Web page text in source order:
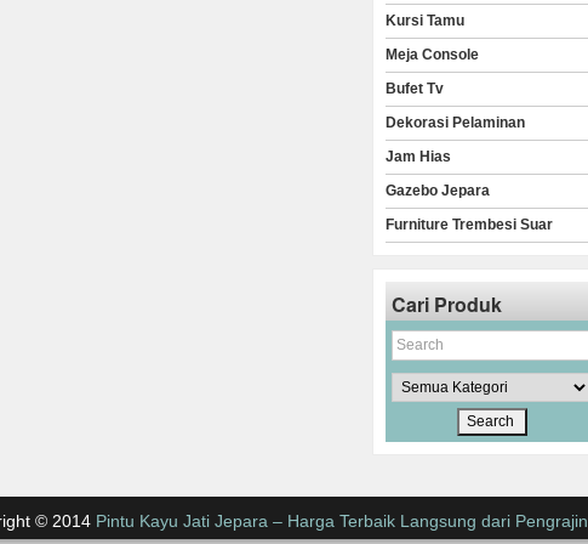
Kursi Tamu
Meja Console
Bufet Tv
Dekorasi Pelaminan
Jam Hias
Gazebo Jepara
Furniture Trembesi Suar
Cari Produk
© 2014 Pintu Kayu Jati Jepara – Harga Terbaik Langsung dari Pengrajin